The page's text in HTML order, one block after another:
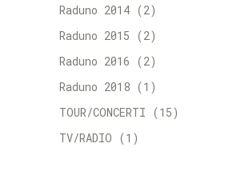
Raduno 2014 (2)
Raduno 2015 (2)
Raduno 2016 (2)
Raduno 2018 (1)
TOUR/CONCERTI (15)
TV/RADIO (1)